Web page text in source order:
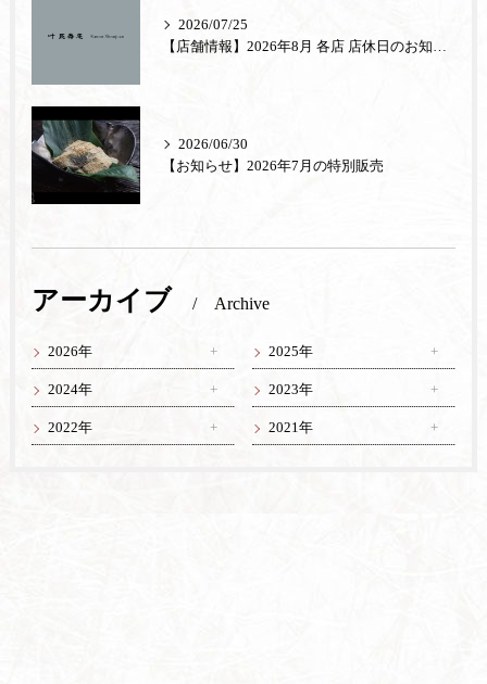
2026/07/25
【店舗情報】2026年8月 各店 店休日のお知らせ
2026/06/30
【お知らせ】2026年7月の特別販売
アーカイブ Archive
2026年 2025年
2024年 2023年
2022年 2021年